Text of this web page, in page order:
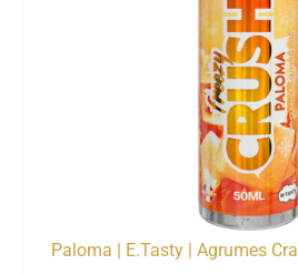
Paloma | E.Tasty | Agrumes